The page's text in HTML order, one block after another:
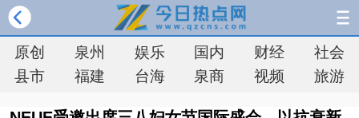
原创 泉州 娱乐 国内 财经
社会
县市
福建 台海 泉商 视频 旅游